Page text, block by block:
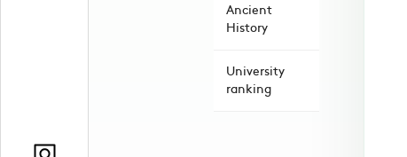
Ancient
History
University
ranking